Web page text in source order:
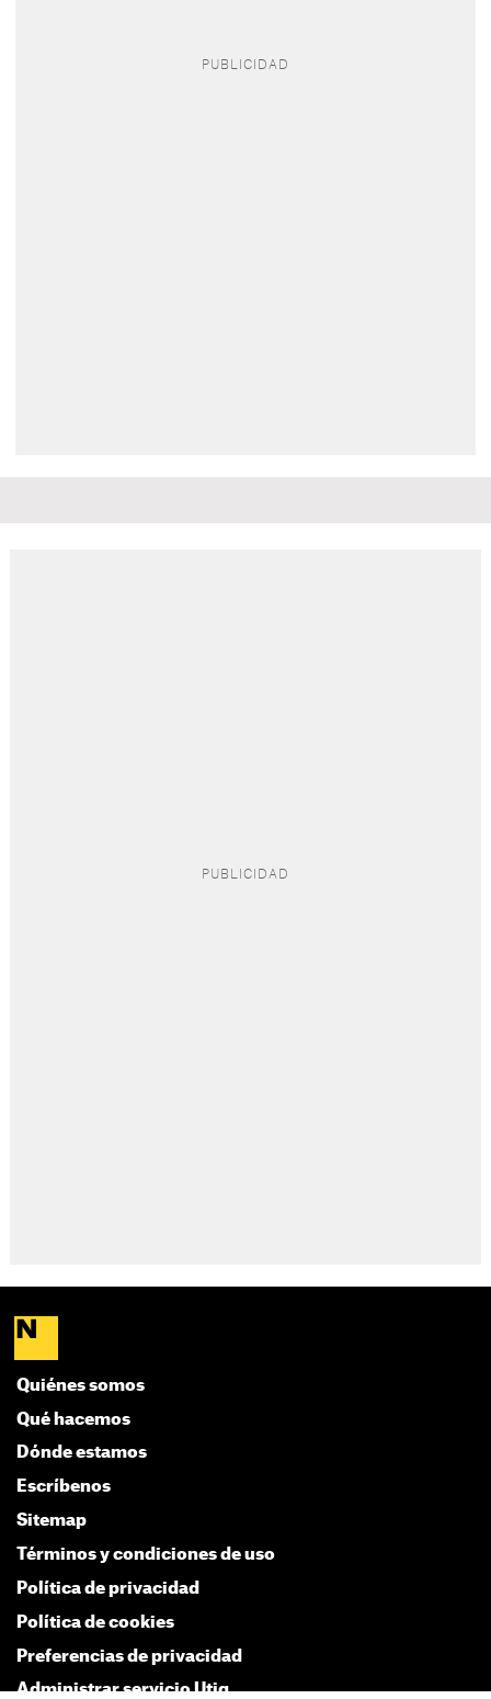
Quiénes somos
Qué hacemos
Dónde estamos
Escríbenos
Sitemap
Términos y condiciones de uso
Política de privacidad
Política de cookies
Preferencias de privacidad
Administrar servicio Utiq